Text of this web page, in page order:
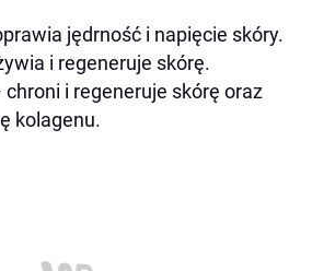
jędrność i napięcie skóry.
i regeneruje skórę.
chroni i regeneruje skórę oraz
kolagenu.